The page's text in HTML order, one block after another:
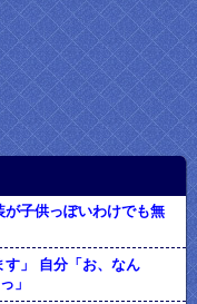
子供っぽいわけでも無
す」 自分「お、なん
」